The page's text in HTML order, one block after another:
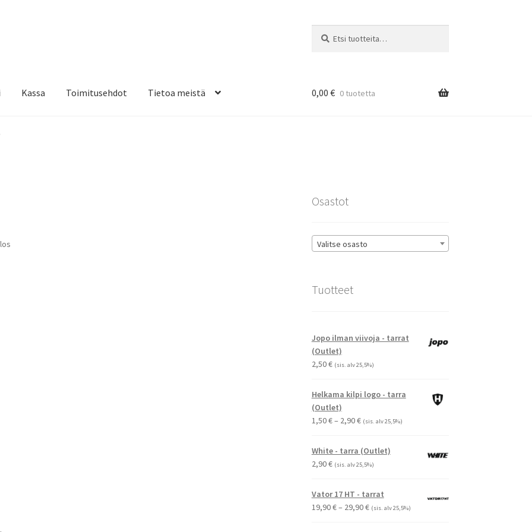
Kassa Toimitusehdot Tietoa meistä
& teippausten poisto
0,00 € 0 tuotetta
Osastot
Valitse osasto
Tuotteet
Jopo ilman viivoja - tarrat
(Outlet)
2,50€ (sis. alv 25,5%)
Helkama kilpi logo - tarra
(Outlet)
1,50€– 2,90€Hintaluokka:
-
(sis. alv 25,5%)
White - tarra (Outlet)
2,90€ (sis. alv 25,5%)
Vator 17 HT - tarrat
19,90€– 29,90€Hintaluokka:
(sis. alv 25,5%)